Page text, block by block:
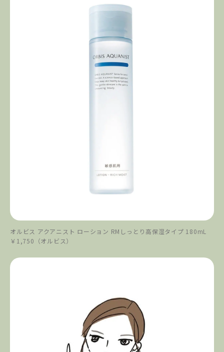
オルビス アクアニスト ローション RMしっとり高保湿タイプ 180mL
￥1,750（オルビス）